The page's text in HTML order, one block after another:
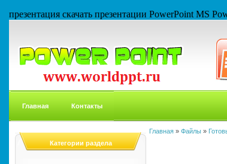
презентация скачать презентации PowerPoint MS
Главная Контакты
Категории раздела
Главная » Файлы »